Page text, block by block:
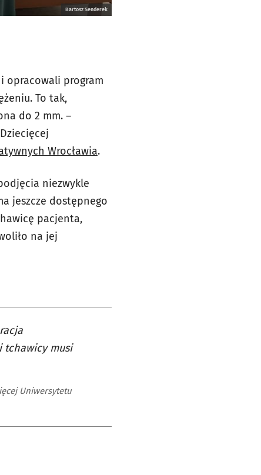
Bartosz Senderek
opracowali program
To tak,
do 2 mm. –
Wrocławia.
niezwykle
jeszcze dostępnego
pacjenta,
na jej
tchawicy musi
Uniwersytetu